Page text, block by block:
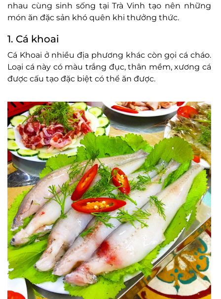
nhau cùng sinh sống tại Trà Vinh tạo nên những
món ăn đặc sản khó quên khi thưởng thức.
1. Cá khoai
Cá Khoai ở nhiều địa phương khác còn gọi cá cháo.
Loại cá này có màu trắng đục, thân mềm, xương cá
được cấu tạo đặc biệt có thể ăn được.